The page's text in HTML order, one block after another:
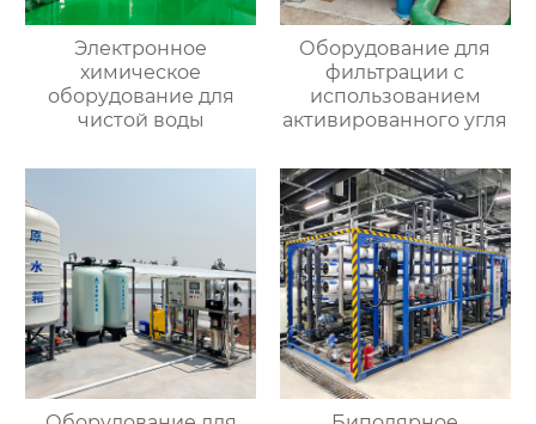
Электронное
химическое
оборудование для
чистой воды
Оборудование для
фильтрации с
использованием
активированного угля